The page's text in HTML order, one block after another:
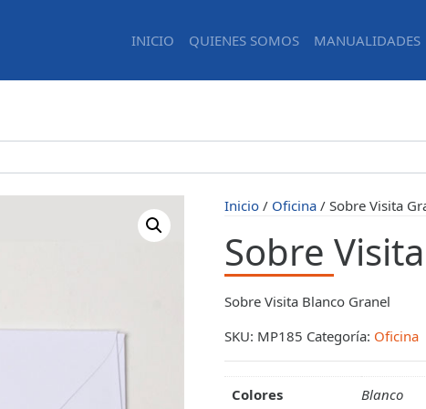
INICIO QUIENES SOMOS MANUALIDADES
Inicio/ Oficina/ Sobre Visita
Sobre
Sobre Visita Blanco Granel
SKU: MP185 Categoría: Oficina
Colores
Blanco